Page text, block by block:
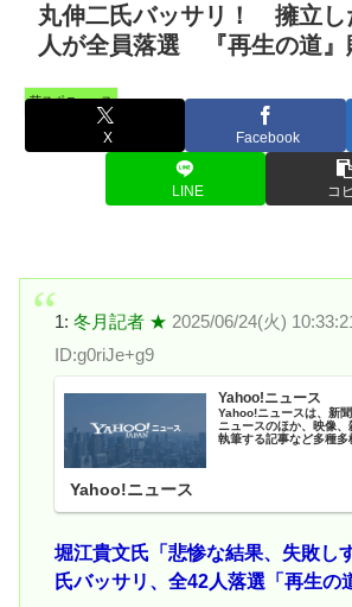
丸伸二氏バッサリ！ 擁立し
人が全員落選 『再生の道』
芸スポニュース
X Facebook
LINE コ
1: 冬月記者 ★ 2025/06/24(火)
ID:g0riJe+g9
Yahoo!ニュース
Yahoo!ニュースは、新
ニュースのほか、映像
執筆する記事など多種多
Yahoo!ニュース
堀江貴文氏「悲惨な結果、失敗し
氏バッサリ、全42人落選「再生の